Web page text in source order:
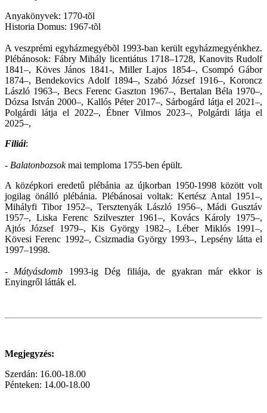
Anyakönyvek: 1770-tõl
Historia Domus: 1967-tõl
A veszprémi egyházmegyébõl 1993-ban került egyházmegyénkhez.
Plébánosok: Fábry Mihály licentiátus 1718–1728, Kanovits Rudolf
1841–, Köves János 1841-, Miller Lajos 1854–, Csompó Gábor
1874–, Bendekovics Adolf 1894–, Szabó József 1916–, Koroncz
László 1963–, Becs Ferenc Gaszton 1967–, Bertalan Béla 1970–,
Dózsa István 2000–, Kallós Péter 2017–, Sárbogárd látja el 2021–,
Polgárdi látja el 2022–, Ébner Vilmos 2023–, Polgárdi látja el
2025–,
Filiái:
- Balatonbozsokmai temploma 1755-ben épült.
A középkori eredetű plébánia az újkorban 1950-1998 között volt
jogilag önálló plébánia. Plébánosai voltak: Kertész Antal 1951–,
Mihályfi Tibor 1952–, Tersztenyák László 1956–, Mádi Gusztáv
1957–, Liska Ferenc Szilveszter 1961–, Kovács Károly 1975–,
Ajtós József 1979–, Kis György 1982–, Léber Miklós 1991–,
Kövesi Ferenc 1992–, Csizmadia György 1993–, Lepsény látta el
1997–1998.
- Mátyásdomb 1993-ig Dég filiája, de gyakran már ekkor is
Enyingről látták el.
Megjegyzés:
Szerdán: 16.00-18.00
Pénteken: 14.00-18.00